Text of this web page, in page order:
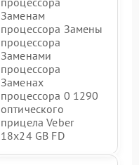
Заменам
процессора Замены
процессора
Заменами
процессора
Заменах
процессора 0 1290
оптического
прицела Veber
18x24 GB FD